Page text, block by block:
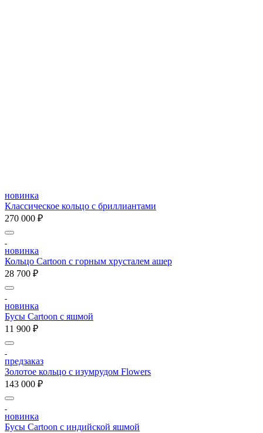
новинка
Классическое кольцо с бриллиантами
270 000 ₽
новинка
Кольцо Cartoon c горным хрусталем ашер
28 700 ₽
новинка
Бусы Cartoon с яшмой
11 900 ₽
предзаказ
Золотое кольцо с изумрудом Flowers
143 000 ₽
новинка
Бусы Cartoon с индийской яшмой